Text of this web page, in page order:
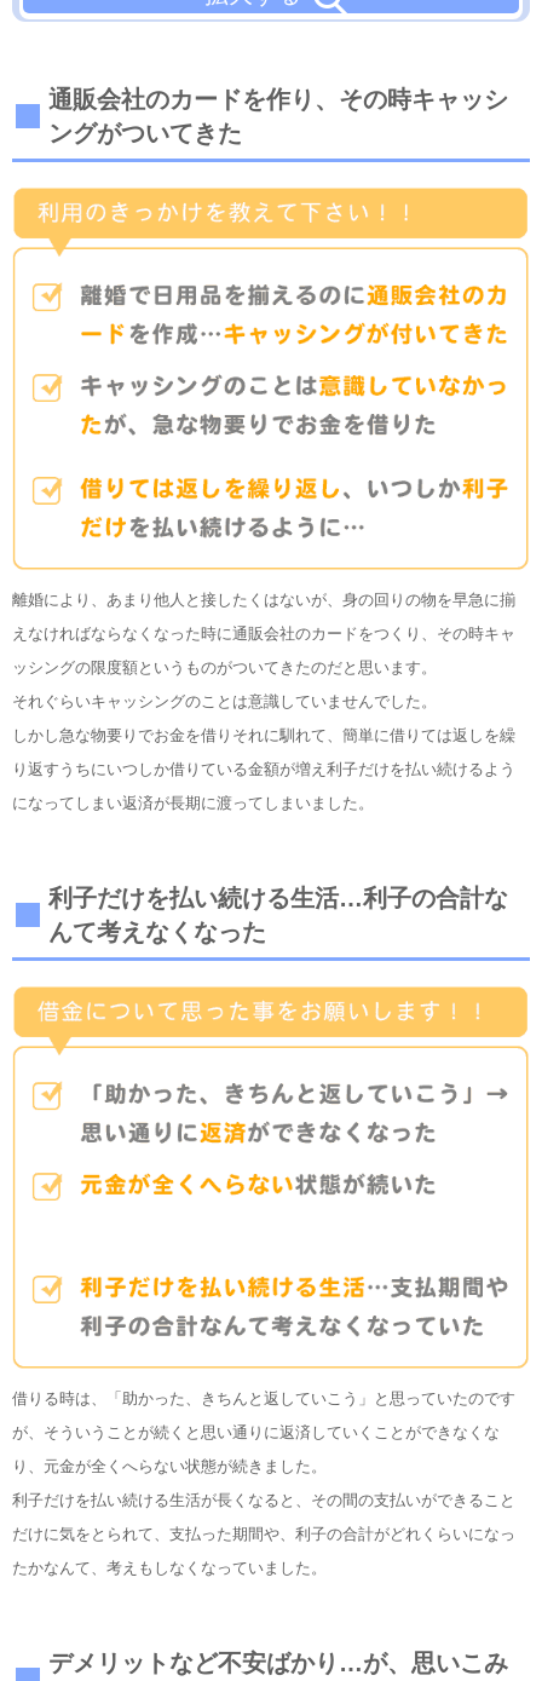
通販会社のカードを作り、その時キャッシ
ングがついてきた
離婚により、あまり他人と接したくはないが、身の回りの物を早急に揃
えなければならなくなった時に通販会社のカードをつくり、その時キャ
ッシングの限度額というものがついてきたのだと思います。
それぐらいキャッシングのことは意識していませんでした。
しかし急な物要りでお金を借りそれに馴れて、簡単に借りては返しを繰
り返すうちにいつしか借りている金額が増え利子だけを払い続けるよう
になってしまい返済が長期に渡ってしまいました。
利子だけを払い続ける生活…利子の合計な
んて考えなくなった
借りる時は、「助かった、きちんと返していこう」と思っていたのです
が、そういうことが続くと思い通りに返済していくことができなくな
り、元金が全くへらない状態が続きました。
利子だけを払い続ける生活が長くなると、その間の支払いができること
だけに気をとられて、支払った期間や、利子の合計がどれくらいになっ
たかなんて、考えもしなくなっていました。
デメリットなど不安ばかり…が、思いこみ